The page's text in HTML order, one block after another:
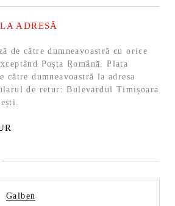
ADRESĂ
de către dumneavoastră cu orice
Poșta Română. Plata
către dumneavoastră la adresa
de retur: Bulevardul Timișoara
Galben